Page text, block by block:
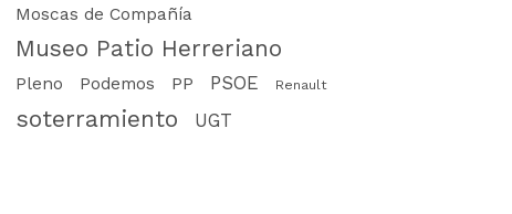
Moscas de Compañía
Museo Patio Herreriano
Pleno Podemos PP PSOE Renault
soterramiento UGT